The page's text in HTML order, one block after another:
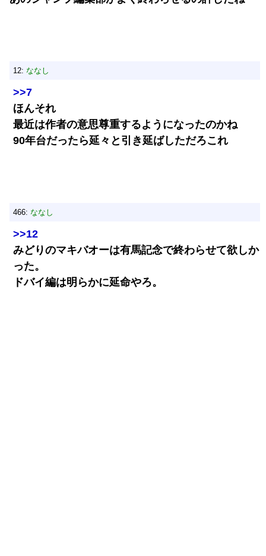
12: ななし
>>7
ほんそれ
最近は作者の意思尊重するようになったのかね
90年台だったら延々と引き延ばしただろこれ
466: ななし
>>12
みどりのマキバオーは有馬記念で終わらせて欲しか
った。
ドバイ編は明らかに延命やろ。